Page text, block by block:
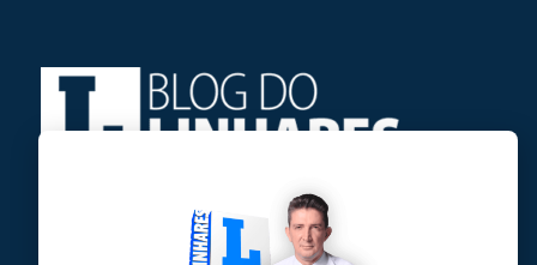
Jose Linhares Jr é maranhense.
Formado em Jornalismo, estudou filosofia